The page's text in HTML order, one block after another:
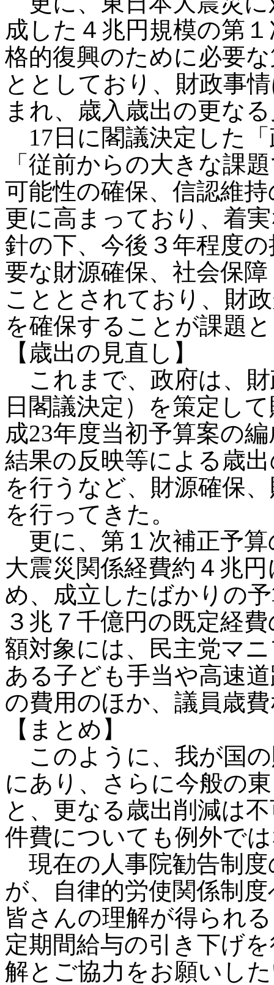
成した４兆円規模の第
格的復興のために必要
ととしており、財政事
まれ、歳入歳出の更な
17日に閣議決定した
「従前からの大きな課
可能性の確保、信認維
更に高まっており、着
針の下、今後３年程度
要な財源確保、社会保
こととされており、財
を確保することが課題
【歳出の見直し】
これまで、政府は、財
日閣議決定）を策定し
成23年度当初予算案の
結果の反映等による歳
を行うなど、財源確保
を行ってきた。
更に、第１次補正予
大震災関係経費約４兆
め、成立したばかりの
３兆７千億円の既定経
額対象には、民主党マ
ある子ども手当や高速
の費用のほか、議員歳
【まとめ】
このように、我が国
にあり、さらに今般の
と、更なる歳出削減は
件費についても例外で
現在の人事院勧告制
が、自律的労使関係制
皆さんの理解が得られ
定期間給与の引き下げ
解とご協力をお願いし